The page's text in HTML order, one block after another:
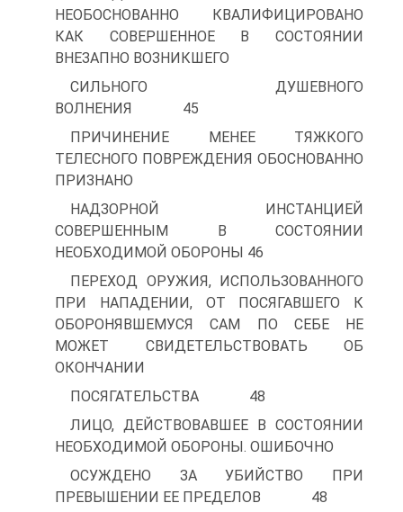
НЕОБОСНОВАННО КВАЛИФИЦИРОВАНО
КАК СОВЕРШЕННОЕ В СОСТОЯНИИ
ВНЕЗАПНО ВОЗНИКШЕГО
СИЛЬНОГО ДУШЕВНОГО
ВОЛНЕНИЯ 45
ПРИЧИНЕНИЕ МЕНЕЕ ТЯЖКОГО
ТЕЛЕСНОГО ПОВРЕЖДЕНИЯ ОБОСНОВАННО
ПРИЗНАНО
НАДЗОРНОЙ ИНСТАНЦИЕЙ
СОВЕРШЕННЫМ В СОСТОЯНИИ
НЕОБХОДИМОЙ ОБОРОНЫ 46
ПЕРЕХОД ОРУЖИЯ, ИСПОЛЬЗОВАННОГО
ПРИ НАПАДЕНИИ, ОТ ПОСЯГАВШЕГО К
ОБОРОНЯВШЕМУСЯ САМ ПО СЕБЕ НЕ
МОЖЕТ СВИДЕТЕЛЬСТВОВАТЬ ОБ
ОКОНЧАНИИ
ПОСЯГАТЕЛЬСТВА 48
ЛИЦО, ДЕЙСТВОВАВШЕЕ В СОСТОЯНИИ
НЕОБХОДИМОЙ ОБОРОНЫ. ОШИБОЧНО
ОСУЖДЕНО ЗА УБИЙСТВО ПРИ
ПРЕВЫШЕНИИ ЕЕ ПРЕДЕЛОВ 48